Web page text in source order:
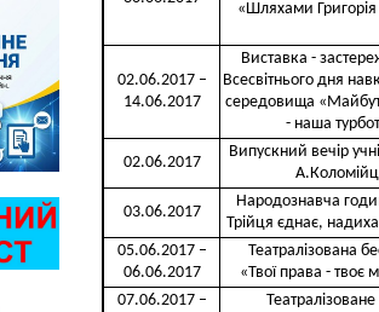
«Шляхами
02.06.2017 –
14.06.2017
Виставка -
Всесвітнього дня
середовища
- наша
02.06.2017
Випускний вечір
03.06.2017
Народознавча
Трійця єднає,
05.06.2017 –
06.06.2017
Театралізована
«Твої права - твоє
07.06.2017 –
Театралізоване